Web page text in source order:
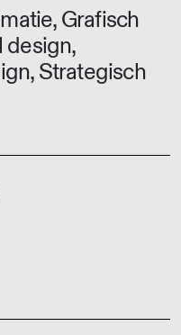
Grafisch
design,
Strategisch